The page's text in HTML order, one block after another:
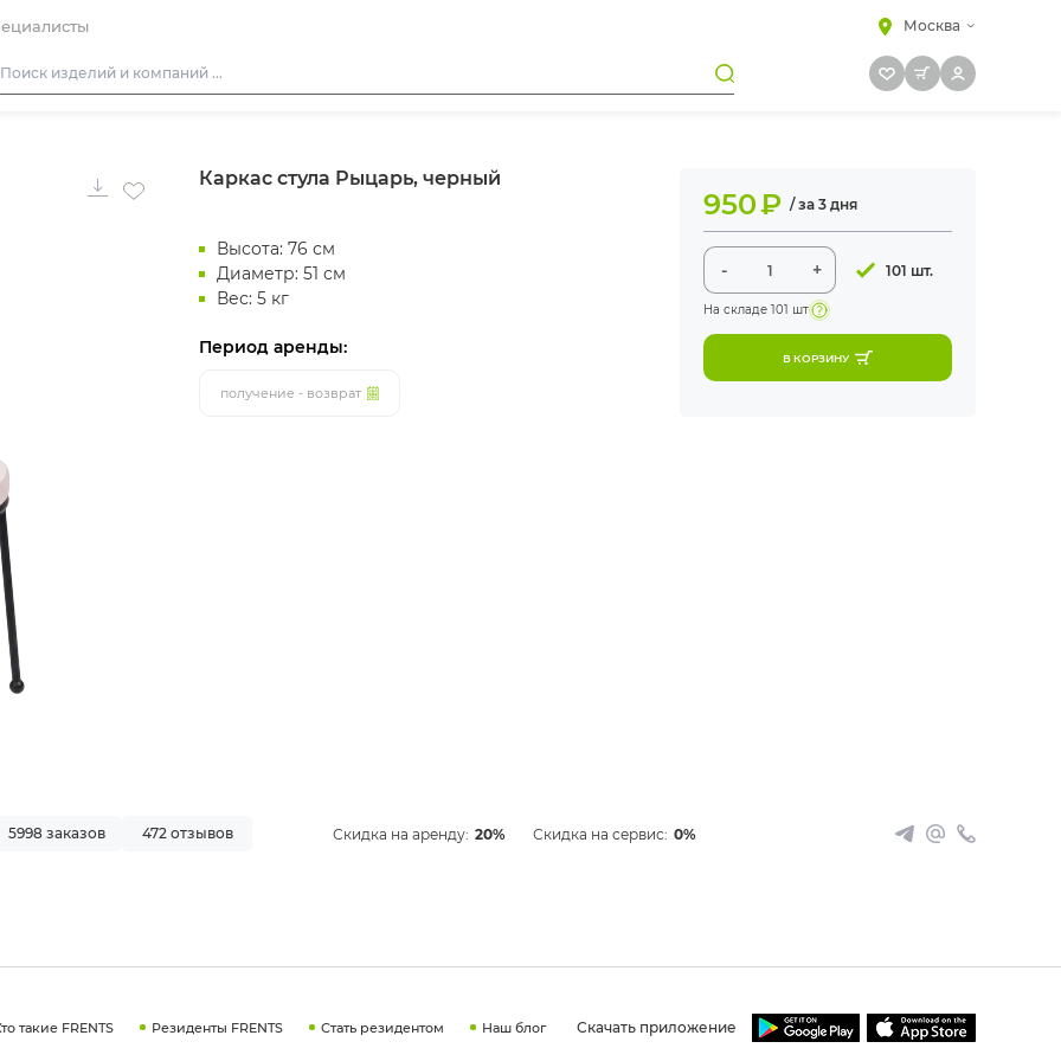
Москва
Каркас стула Рыцарь, черный
Высота: 76 см
Диаметр: 51 см
Вес: 5 кг
Период аренды:
получение - возврат
950₽ / за 3 дня
- + 101 шт.
На складе 101 шт
В КОРЗИНУ
5998 заказов 472 отзывов Скидка на аренду: 20% Скидка на сервис: 0%
такие FRENTS Резиденты FRENTS Стать резидентом Наш блог Скачать приложение